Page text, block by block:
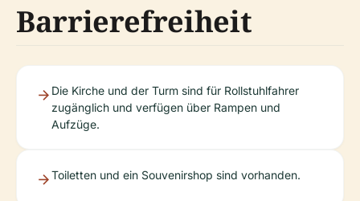
Barrierefreiheit
Die Kirche und der Turm sind für Rollstuhlfahrer
zugänglich und verfügen über Rampen und
Aufzüge.
Toiletten und ein Souvenirshop sind vorhanden.